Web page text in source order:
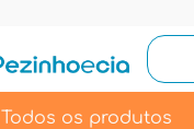
Todos os produtos